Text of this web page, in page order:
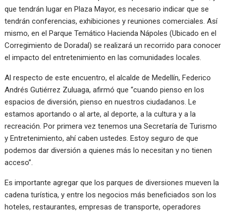
que tendrán lugar en Plaza Mayor, es necesario indicar que se
tendrán conferencias, exhibiciones y reuniones comerciales. Así
mismo, en el Parque Temático Hacienda Nápoles (Ubicado en el
Corregimiento de Doradal) se realizará un recorrido para conocer
el impacto del entretenimiento en las comunidades locales.
Al respecto de este encuentro, el alcalde de Medellín, Federico
Andrés Gutiérrez Zuluaga, afirmó que “cuando pienso en los
espacios de diversión, pienso en nuestros ciudadanos. Le
estamos aportando o al arte, al deporte, a la cultura y a la
recreación. Por primera vez tenemos una Secretaría de Turismo
y Entretenimiento, ahí caben ustedes. Estoy seguro de que
podemos dar diversión a quienes más lo necesitan y no tienen
acceso”.
Es importante agregar que los parques de diversiones mueven la
cadena turística, y entre los negocios más beneficiados son los
hoteles, restaurantes, empresas de transporte, operadores